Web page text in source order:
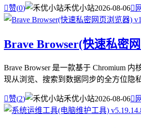
赞(0) 禾优小站2026-08-06
Brave Browser(快速私密
Brave Browser 是一款基于 Chromium
现从浏览、搜索到数据同步的全方位隐
赞(2) 禾优小站2026-08-06